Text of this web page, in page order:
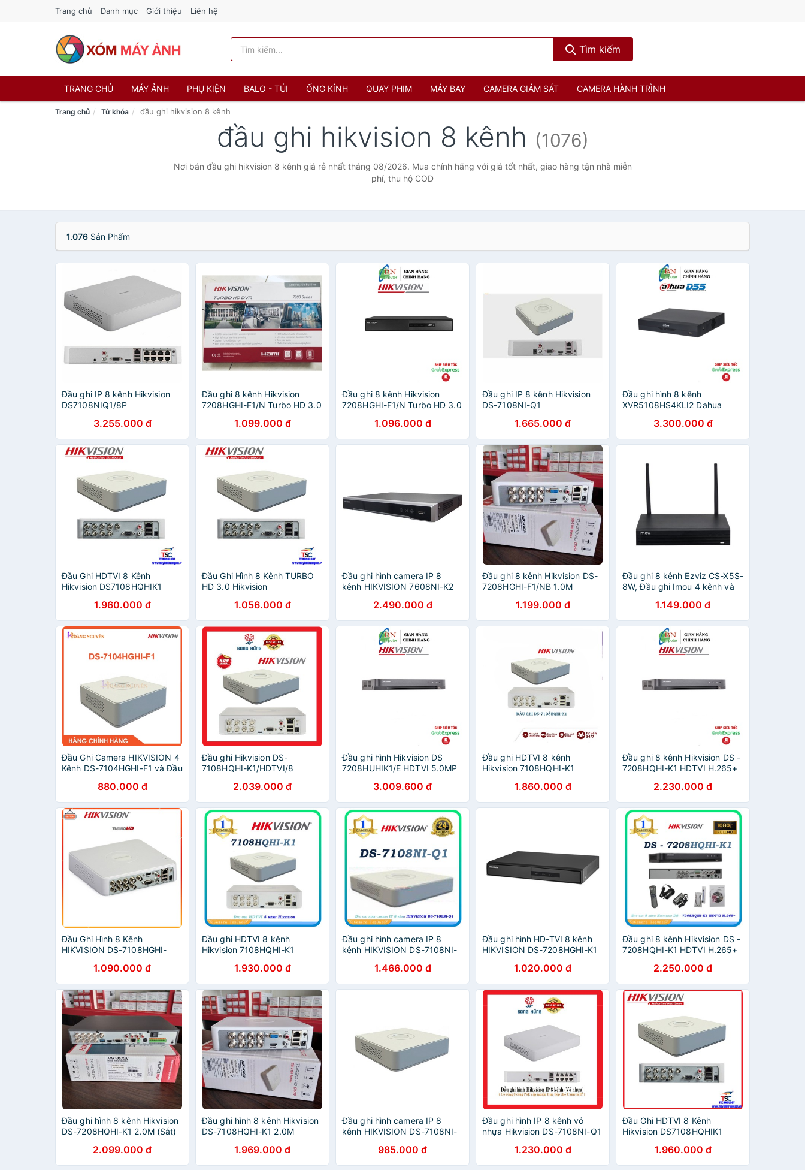
Trang chủ Danh mục Giới thiệu Liên hệ
Tìm kiếm
TRANG CHỦ MÁY ẢNH PHỤ KIỆN BALO - TÚI ỐNG KÍNH QUAY PHIM MÁY BAY CAMERA GIÁM SÁT CAMERA HÀNH TRÌNH
Trang chủ Từ khóa đầu ghi hikvision 8 kênh
đầu ghi hikvision 8 kênh (1076)
Nơi bán đầu ghi hikvision 8 kênh giá rẻ nhất tháng 08/2026. Mua chính hãng với giá tốt nhất, giao hàng tận nhà miễn
phí, thu hộ COD
1.076 Sản Phẩm
Đầu ghi IP 8 kênh Hikvision
DS7108NIQ1/8P
3.255.000 đ
Đầu ghi 8 kênh Hikvision
7208HGHI-F1/N Turbo HD 3.0
1.099.000 đ
Đầu ghi 8 kênh Hikvision
7208HGHI-F1/N Turbo HD 3.0
1.096.000 đ
Đầu ghi IP 8 kênh Hikvision
DS-7108NI-Q1
1.665.000 đ
Đầu ghi hình 8 kênh
XVR5108HS4KLI2 Dahua
3.300.000 đ
Đầu Ghi HDTVI 8 Kênh
Hikvision DS7108HQHIK1
1.960.000 đ
Đầu Ghi Hình 8 Kênh TURBO
HD 3.0 Hikvision
1.056.000 đ
Đầu ghi hình camera IP 8
kênh HIKVISION 7608NI-K2
2.490.000 đ
Đầu ghi 8 kênh Hikvision DS-
7208HGHI-F1/NB 1.0M
1.199.000 đ
Đầu ghi 8 kênh Ezviz CS-X5S-
8W, Đầu ghi Imou 4 kênh và
NVR1104HS , NVR1108HS
1.149.000 đ
Đầu Ghi Camera HIKVISION 4
Kênh DS-7104HGHI-F1 và Đầu
DS-7108HGHI-F1 - Hàng
Chính Hãng
880.000 đ
Đầu ghi Hikvision DS-
7108HQHI-K1/HDTVI/8
2.039.000 đ
Đầu ghi hình Hikvision DS
7208HUHIK1/E HDTVI 5.0MP
3.009.600 đ
Đầu ghi HDTVI 8 kênh
Hikvision 7108HQHI-K1
1.860.000 đ
Đầu ghi 8 kênh Hikvision DS -
7208HQHI-K1 HDTVI H.265+
2.230.000 đ
Đầu Ghi Hình 8 Kênh
HIKVISION DS-7108HGHI-
1.090.000 đ
Đầu ghi HDTVI 8 kênh
Hikvision 7108HQHI-K1
1.930.000 đ
Đầu ghi hình camera IP 8
kênh HIKVISION DS-7108NI-
1.466.000 đ
Đầu ghi hình HD-TVI 8 kênh
HIKVISION DS-7208HGHI-K1
1.020.000 đ
Đầu ghi 8 kênh Hikvision DS -
7208HQHI-K1 HDTVI H.265+
2.250.000 đ
Đầu ghi hình 8 kênh Hikvision
DS-7208HQHI-K1 2.0M (Sắt)
2.099.000 đ
Đầu ghi hình 8 kênh Hikvision
DS-7108HQHI-K1 2.0M
1.969.000 đ
Đầu ghi hình camera IP 8
kênh HIKVISION DS-7108NI-
985.000 đ
Đầu ghi hình IP 8 kênh vỏ
nhựa Hikvision DS-7108NI-Q1
1.230.000 đ
Đầu Ghi HDTVI 8 Kênh
Hikvision DS7108HQHIK1
1.960.000 đ